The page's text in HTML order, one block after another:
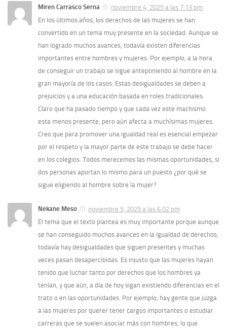
Miren Carrasco Serna
noviembre 4, 2025 a las 7:13 pm
En los últimos años, los derechos de las mujeres se han
convertido en un tema muy presente en la sociedad. Aunque se
han logrado muchos avances, todavía existen diferencias
importantes entre hombres y mujeres. Por ejemplo, a la hora
de conseguir un trabajo se sigue anteponiendo al hombre en la
gran mayoría de los casos. Estas desigualdades se deben a
prejuicios y a una educación basada en roles tradicionales.
Claro que ha pasado tiempo y que cada vez este machismo
esta menos presente, pero aún afecta a muchísimas mujeres.
Creo que para promover una igualdad real es esencial empezar
por el respeto y la mayor parte de este trabajo se debe hacer
en los colegios. Todos merecemos las mismas oportunidades, si
dos personas aportan lo mismo para un puesto ¿por qué se
sigue eligiendo al hombre sobre la mujer?
Nekane Meso
noviembre 5, 2025 a las 6:02 pm
El tema que el texto plantea es muy importante porque aunque
se han conseguido muchos avances en la igualdad de derechos,
todavía hay desigualdades que siguen presentes y muchas
veces pasan desapercibidas. Es injusto que las mujeres hayan
tenido que luchar tanto por derechos que los hombres ya
tenían, y que aún, a día de hoy sigan existiendo diferencias en el
trato o en las oportunidades. Por ejemplo, hay gente que juzga
a las mujeres por querer tener cargos importantes o estudiar
carreras que se suelen asociar más con hombres, lo que